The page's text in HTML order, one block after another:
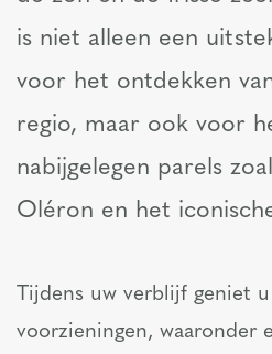
is niet alleen een
voor het ontdekken
regio, maar ook voor
nabijgelegen parels
Oléron en het
Tijdens uw verblijf geniet
voorzieningen, waaronder